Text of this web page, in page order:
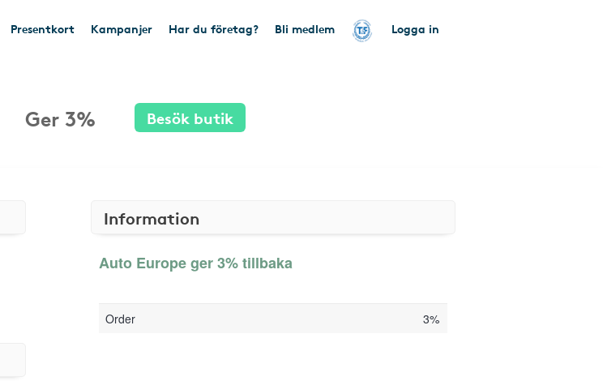
Presentkort Kampanjer Har du företag? Bli medlem Logga in
Ger 3% Besök butik
Information
Auto Europe ger 3% tillbaka
Order 3%